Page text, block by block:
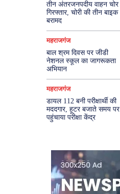
तीन अंतरजनपदीय वाहन चोर
गिरफ्तार, चोरी की तीन बाइक
बरामद
महराजगंज
बाल श्रम दिवस पर जीडी
नेशनल स्कूल का जागरूकता
अभियान
महराजगंज
डायल 112 बनी परीक्षार्थी की
मददगार, हूटर बजाते समय पर
पहुंचाया परीक्षा केंद्र